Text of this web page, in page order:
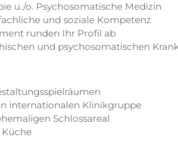
u./o. Psychosomatische Medizin
und soziale Kompetenz
runden Ihr Profil ab
und psychosomatischen
internationalen Klinikgruppe
Schlossareal